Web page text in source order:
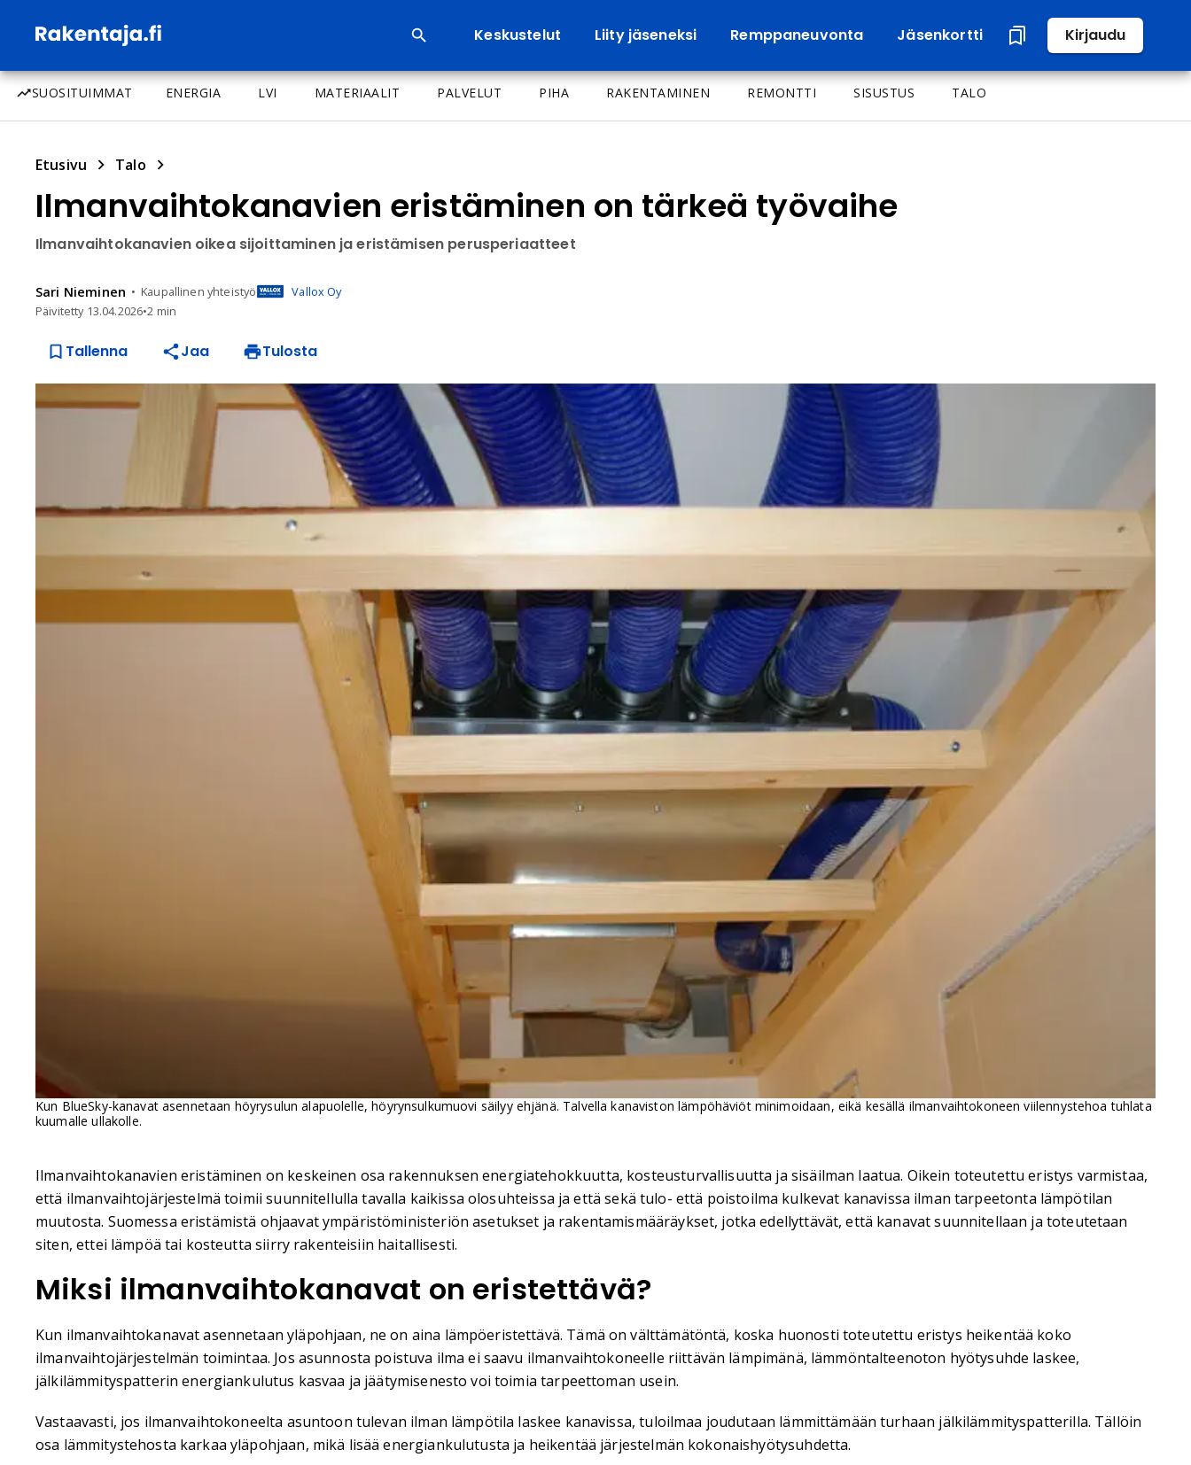
Keskustelut Liity jäseneksi Remppaneuvonta Jäsenkortti Kirjaudu
SUOSITUIMMAT ENERGIA LVI MATERIAALIT PALVELUT PIHA RAKENTAMINEN REMONTTI SISUSTUS TALO
Etusivu Talo
Ilmanvaihtokanavien eristäminen on tärkeä työvaihe
Ilmanvaihtokanavien oikea sijoittaminen ja eristämisen perusperiaatteet
Sari Nieminen Kaupallinen yhteistyö
Vallox Oy
Päivitetty 13.04.2026•2 min
Tallenna Jaa Tulosta
Kun BlueSky-kanavat asennetaan höyrysulun alapuolelle, höyrynsulkumuovi säilyy ehjänä. Talvella kanaviston lämpöhäviöt minimoidaan, eikä kesällä ilmanvaihtokoneen viilennystehoa tuhlata
kuumalle ullakolle.
Ilmanvaihtokanavien eristäminen on keskeinen osa rakennuksen energiatehokkuutta, kosteusturvallisuutta ja sisäilman laatua. Oikein toteutettu eristys varmistaa,
että ilmanvaihtojärjestelmä toimii suunnitellulla tavalla kaikissa olosuhteissa ja että sekä tulo- että poistoilma kulkevat kanavissa ilman tarpeetonta lämpötilan
muutosta. Suomessa eristämistä ohjaavat ympäristöministeriön asetukset ja rakentamismääräykset, jotka edellyttävät, että kanavat suunnitellaan ja toteutetaan
siten, ettei lämpöä tai kosteutta siirry rakenteisiin haitallisesti.
Miksi ilmanvaihtokanavat on eristettävä?
Kun ilmanvaihtokanavat asennetaan yläpohjaan, ne on aina lämpöeristettävä. Tämä on välttämätöntä, koska huonosti toteutettu eristys heikentää koko
ilmanvaihtojärjestelmän toimintaa. Jos asunnosta poistuva ilma ei saavu ilmanvaihtokoneelle riittävän lämpimänä, lämmöntalteenoton hyötysuhde laskee,
jälkilämmityspatterin energiankulutus kasvaa ja jäätymisenesto voi toimia tarpeettoman usein.
Vastaavasti, jos ilmanvaihtokoneelta asuntoon tulevan ilman lämpötila laskee kanavissa, tuloilmaa joudutaan lämmittämään turhaan jälkilämmityspatterilla. Tällöin
osa lämmitystehosta karkaa yläpohjaan, mikä lisää energiankulutusta ja heikentää järjestelmän kokonaishyötysuhdetta.